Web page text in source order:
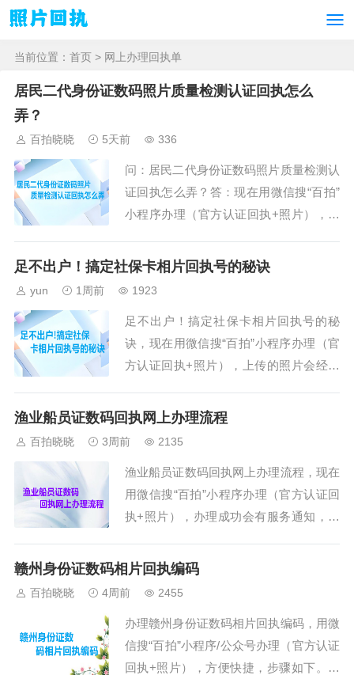
当前位置： 首页 > 网上办理回执单
居民二代身份证数码照片质量检测认证回执怎么
弄？
百拍晓晓 5天前 336
问：居民二代身份证数码照片质量检测认
证回执怎么弄？答：现在用微信搜“百拍”
小程序办理（官方认证回执+照片），上
体操作方法如下。 ...
足不出户！搞定社保卡相片回执号的秘诀
yun 1周前 1923
足不出户！搞定社保卡相片回执号的秘
诀，现在用微信搜“百拍”小程序办理（官
方认证回执+照片），上传的照片会经过
下。 &...
渔业船员证数码回执网上办理流程
百拍晓晓 3周前 2135
渔业船员证数码回执网上办理流程，现在
用微信搜“百拍”小程序办理（官方认证回
执+照片），办理成功会有服务通知，具
&nbs...
赣州身份证数码相片回执编码
百拍晓晓 4周前 2455
办理赣州身份证数码相片回执编码，用微
信搜“百拍”小程序/公众号办理（官方认证
回执+照片），方便快捷，步骤如下。第